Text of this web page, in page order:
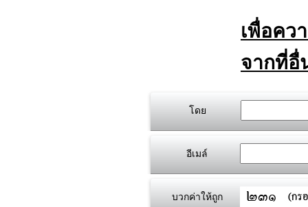
เพื่อคว
จากที่อื่
โดย
อีเมล์
บวกค่าให้ถูก